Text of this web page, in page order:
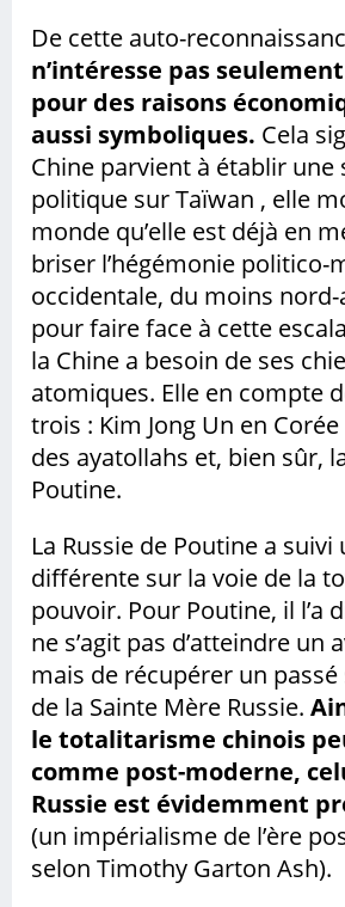
De cette auto-
n’intéresse pas
pour des raisons
aussi symboliques. Cela
Chine parvient à établir une
politique sur Taïwan , elle
monde qu’elle est déjà en
briser l’hégémonie politico-
occidentale, du moins
pour faire face à cette
la Chine a besoin de ses
atomiques. Elle en compte
trois : Kim Jong Un en
des ayatollahs et, bien sûr,
Poutine.
La Russie de Poutine a suivi
différente sur la voie de la
pouvoir. Pour Poutine, il l’a
ne s’agit pas d’atteindre un
mais de récupérer un passé
de la Sainte Mère Russie.
le totalitarisme chinois
comme post-moderne,
Russie est évidemment
(un impérialisme de l’ère
selon Timothy Garton Ash).